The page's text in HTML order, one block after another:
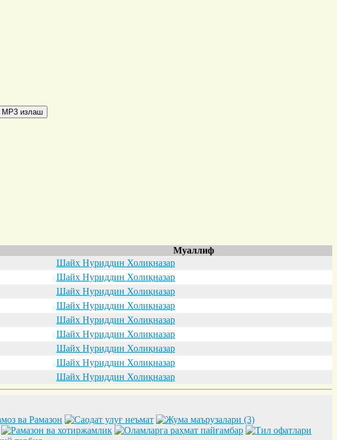
Муаллиф
Шайх Нуриддин Холиқназар
Шайх Нуриддин Холиқназар
Шайх Нуриддин Холиқназар
Шайх Нуриддин Холиқназар
Шайх Нуриддин Холиқназар
Шайх Нуриддин Холиқназар
Шайх Нуриддин Холиқназар
Шайх Нуриддин Холиқназар
Шайх Нуриддин Холиқназар